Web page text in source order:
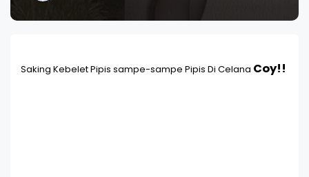
Saking Kebelet Pipis sampe-sampe Pipis Di Celana Coy!!